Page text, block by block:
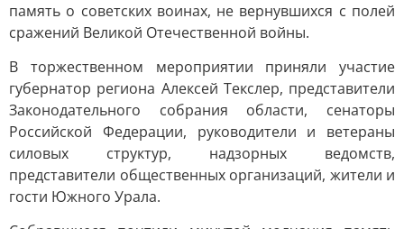
память о советских воинах, не вернувшихся с полей
сражений Великой Отечественной войны.
В торжественном мероприятии приняли участие
губернатор региона Алексей Текслер, представители
Законодательного собрания области, сенаторы
Российской Федерации, руководители и ветераны
силовых структур, надзорных ведомств,
представители общественных организаций, жители и
гости Южного Урала.